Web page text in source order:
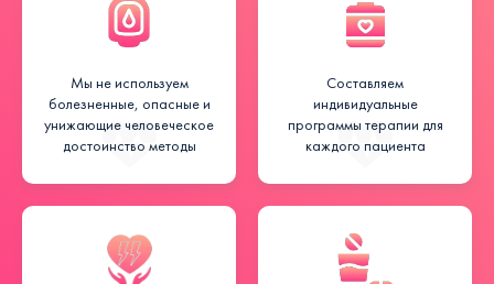
Мы не используем
болезненные, опасные и
унижающие человеческое
достоинство методы
Составляем
индивидуальные
программы терапии для
каждого пациента